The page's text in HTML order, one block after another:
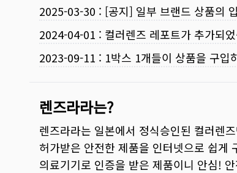
2025-03-30 : [공지] 일부 브랜드 상품의
2024-04-01 : 컬러렌즈 레포트가 추가되
2023-09-11 : 1박스 1개들이 상품을 구입
렌즈라라는?
렌즈라라는 일본에서 정식승인된 컬러렌
허가받은 안전한 제품을 인터넷으로 쉽게
의료기기로 인증을 받은 제품이니 안심!